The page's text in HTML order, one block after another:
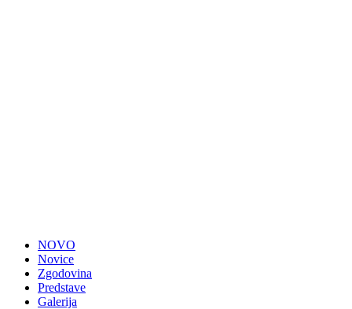
NOVO
Novice
Zgodovina
Predstave
Galerija